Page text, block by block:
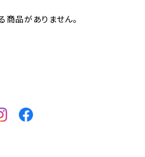
商品がありません。